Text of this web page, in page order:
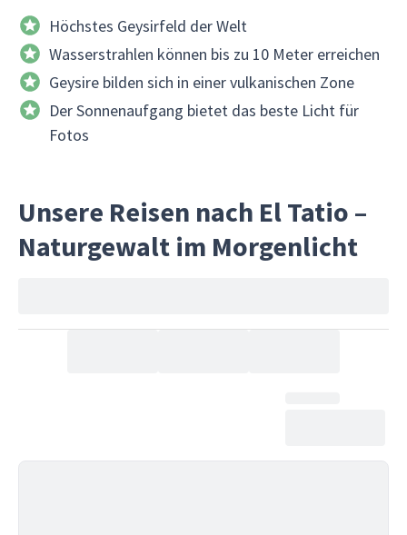
Höchstes Geysirfeld der Welt
Wasserstrahlen können bis zu 10 Meter erreichen
Geysire bilden sich in einer vulkanischen Zone
Der Sonnenaufgang bietet das beste Licht für
Fotos
Unsere Reisen nach El Tatio –
Naturgewalt im Morgenlicht